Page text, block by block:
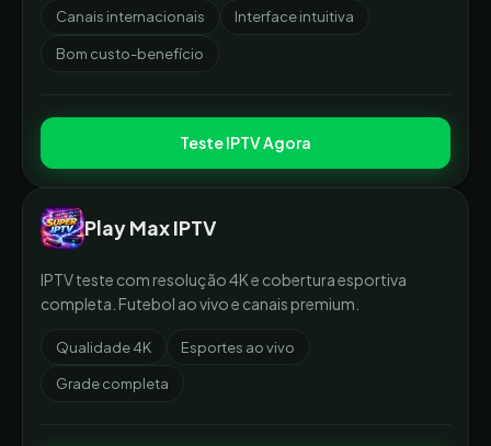
Canais internacionais Interface intuitiva
Bom custo-benefício
Teste IPTV Agora
Play Max IPTV
IPTV teste com resolução 4K e cobertura esportiva
completa. Futebol ao vivo e canais premium.
Qualidade 4K Esportes ao vivo
Grade completa